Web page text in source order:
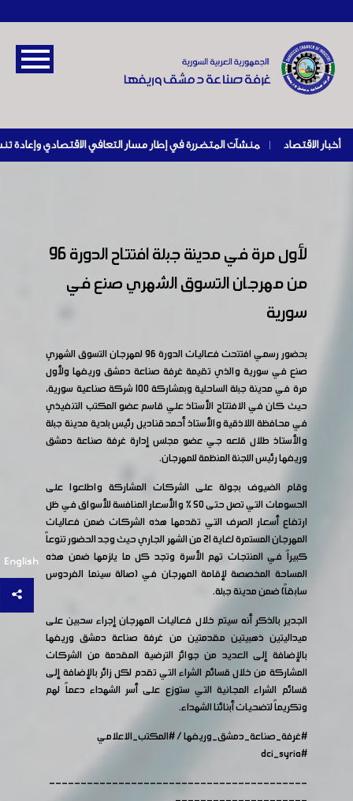
أخبار الاقتصاد |
English
لأول مرة في مدينة جبلة افتتاح الدورة 96
من مهرجان التسوق الشهري صنع في
سورية
بحضور رسمي افتتحت فعاليات الدورة 96 لمهرجان التسوق الشهري
صنع في سورية والذي تقيمة غرفة صناعة دمشق وريفها ولأول
مرة في مدينة جبلة الساحلية وبمشاركة 100 شركة صناعية سورية،
حيث كان في الافتتاح الأستاذ علي قاسم عضو المكتب التنفيذي
في محافظة اللاذقية والأستاذ أحمد قناديل رئيس بلدية مدينة جبلة
والأستاذ طلال قلعه جي عضو مجلس إدارة غرفة صناعة دمشق
وريفها رئيس اللجنة المنظمة للمهرجان.
وقام الضيوف بجولة على الشركات المشاركة واطلعوا على
الحسومات التي تصل حتى 50 % والأسعار المنافسة للأسواق في ظل
ارتفاع أسعار الصرف التي تقدمها هذه الشركات ضمن فعاليات
المهرجان المستمرة لغاية 21 من الشهر الجاري حيث وجد الحضور تنوعاً
كبيراً في المنتجات تهم الأسرة وتجد كل ما يلزمها ضمن هذه
المساحة المخصصة لإقامة المهرجان في (صالة سينما الفردوس
سابقاً) ضمن مدينة جبلة.
الجدير بالذكر أنه سيتم خلال فعاليات المهرجان إجراء سحبين على
ميداليتين ذهبيتين مقدمتين من غرفة صناعة دمشق وريفها
بالإضافة إلى العديد من جوائز الترضية المقدمة من الشركات
المشاركة من خلال قسائم الشراء التي تقدم لكل زائر بالإضافة إلى
قسائم الشراء المجانية التي ستوزع على أسر الشهداء دعماً لهم
وتكريماً لتضحيات أبنائنا الشهداء.
#غرفة_صناعة_دمشق_وريفها/#المكتب_الاعلامي
#dci_syria
-----------------------------------------